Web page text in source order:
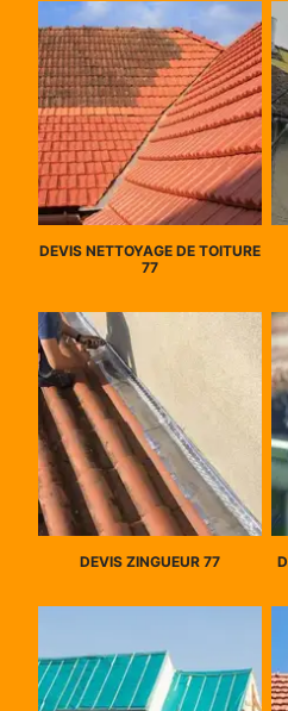
DEVIS NETTOYAGE DE TOITURE
77
DEVIS ZINGUEUR 77